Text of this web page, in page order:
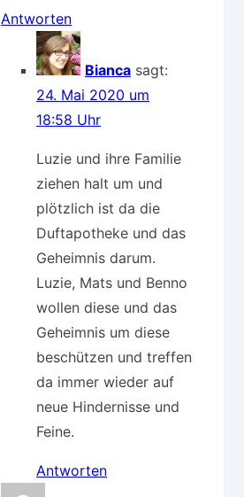
Antworten
Bianca sagt:
24. Mai 2020 um
18:58 Uhr
Luzie und ihre Familie
ziehen halt um und
plötzlich ist da die
Duftapotheke und das
Geheimnis darum.
Luzie, Mats und Benno
wollen diese und das
Geheimnis um diese
beschützen und treffen
da immer wieder auf
neue Hindernisse und
Feine.
Antworten